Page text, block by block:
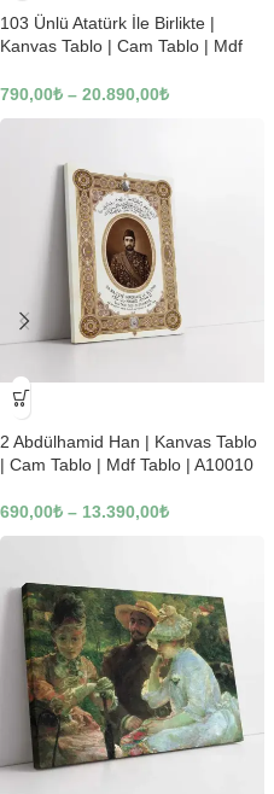
103 Ünlü Atatürk İle Birlikte |
Kanvas Tablo | Cam Tablo | Mdf
790,00₺ – 20.890,00₺
-23%
2 Abdülhamid Han | Kanvas Tablo
| Cam Tablo | Mdf Tablo | A10010
690,00₺ – 13.390,00₺